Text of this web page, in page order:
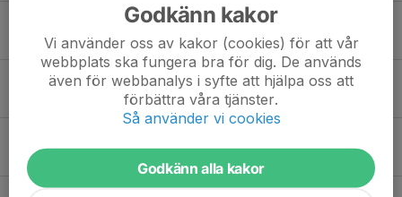
Anmälan till Vretaloppet 6/9 är öppen
29 jul, 21:29 0
Årsmöte 2026
9 jul, 22:04 0
Godkänn kakor
Vi använder oss av kakor (cookies) för att vår
webbplats ska fungera bra för dig. De används
även för webbanalys i syfte att hjälpa oss att
förbättra våra tjänster.
Så använder vi cookies
Godkänn alla kakor